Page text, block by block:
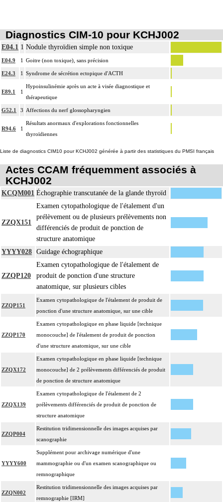
Diagnostics CIM-10 pour KCHJ002
E04.1 1 Nodule thyroïdien simple non toxique
E04.9 1 Goitre (non toxique), sans précision
E24.3 1 Syndrome de sécrétion ectopique d'ACTH
E89.1 1
Hypoinsulinémie après un acte à visée diagnostique et
thérapeutique
G52.1 3 Affections du nerf glossopharyngien
R94.6 1
Résultats anormaux d'explorations fonctionnelles
thyroïdiennes
Liste de diagnostics CIM10 pour KCHJ002 générée à partir des statistiques du PMSI français
Actes CCAM fréquemment associés à
KCHJ002
KCQM001 Échographie transcutanée de la glande thyroïd
ZZQX151
Examen cytopathologique de l'étalement d'un
prélèvement ou de plusieurs prélèvements non
différenciés de produit de ponction de
structure anatomique
YYYY028 Guidage échographique
ZZQP120
Examen cytopathologique de l'étalement de
produit de ponction d'une structure
anatomique, sur plusieurs cibles
ZZQP151
Examen cytopathologique de l'étalement de produit de
ponction d'une structure anatomique, sur une cible
ZZQP170
Examen cytopathologique en phase liquide [technique
monocouche] de l'étalement de produit de ponction
d'une structure anatomique, sur une cible
ZZQX172
Examen cytopathologique en phase liquide [technique
monocouche] de 2 prélèvements différenciés de produit
de ponction de structure anatomique
ZZQX139
Examen cytopathologique de l'étalement de 2
prélèvements différenciés de produit de ponction de
structure anatomique
ZZQP004
Restitution tridimensionnelle des images acquises par
scanographie
YYYY600
Supplément pour archivage numérique d'une
mammographie ou d'un examen scanographique ou
remnographique
ZZQN002
Restitution tridimensionnelle des images acquises par
remnographie [IRM]